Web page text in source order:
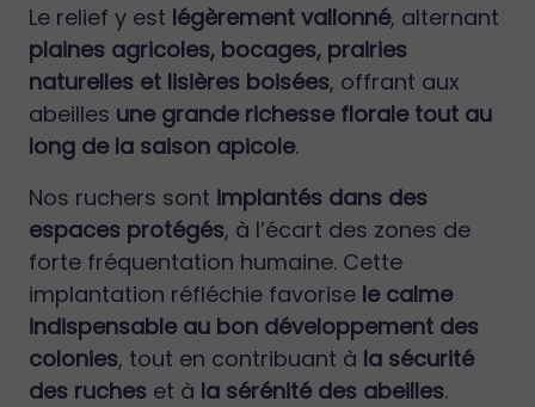
Le relief y est légèrement vallonné, alternant
plaines agricoles, bocages, prairies
naturelles et lisières boisées, offrant aux
abeilles une grande richesse florale tout au
long de la saison apicole.
Nos ruchers sont implantés dans des
espaces protégés, à l’écart des zones de
forte fréquentation humaine. Cette
implantation réfléchie favorise le calme
indispensable au bon développement des
colonies, tout en contribuant à la sécurité
des ruches et à la sérénité des abeilles.